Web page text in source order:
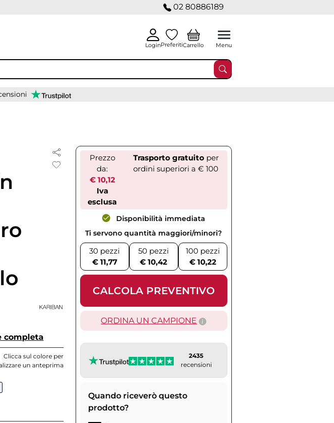
02 80886189
LoginPreferitiCarrello Menu
completa
Clicca sul colore per
un anteprima
Prezzo
da:
€ 10,12
Iva
esclusa
Trasporto gratuitoper
ordini superiori a € 100
Disponibilità immediata
Ti servono quantità maggiori/minori?
30 pezzi
€ 11,77
50 pezzi
€ 10,42
100 pezzi
€ 10,22
CALCOLA PREVENTIVO
ORDINA UN CAMPIONE
2435
recensioni
Quando riceverò questo
prodotto?